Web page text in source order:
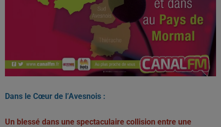
Dans le Cœur de l’Avesnois :
Un blessé dans une spectaculaire collision entre une